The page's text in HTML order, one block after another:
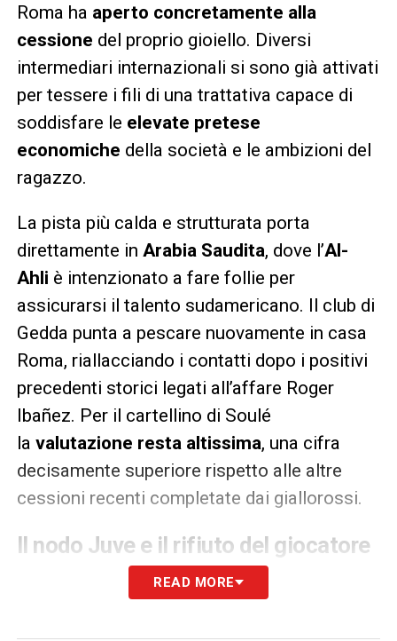
Roma ha aperto concretamente alla
cessione del proprio gioiello. Diversi
intermediari internazionali si sono già attivati
per tessere i fili di una trattativa capace di
soddisfare le elevate pretese
economiche della società e le ambizioni del
ragazzo.
La pista più calda e strutturata porta
direttamente in Arabia Saudita, dove l’Al-
Ahli è intenzionato a fare follie per
assicurarsi il talento sudamericano. Il club di
Gedda punta a pescare nuovamente in casa
Roma, riallacciando i contatti dopo i positivi
precedenti storici legati all’affare Roger
Ibañez. Per il cartellino di Soulé
la valutazione resta altissima, una cifra
decisamente superiore rispetto alle altre
cessioni recenti completate dai giallorossi.
Il nodo Juve e il rifiuto del giocatore
L’eventuale fumata bianca per questa
READ MORE